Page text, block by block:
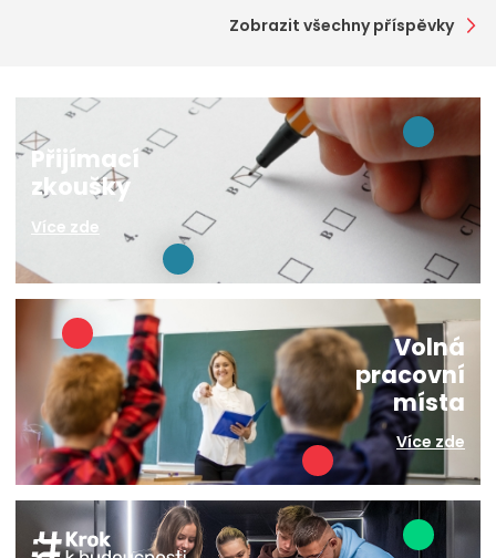
Zobrazit všechny příspěvky
Přijímací
zkoušky
Více zde
Volná
pracovní
místa
Více zde